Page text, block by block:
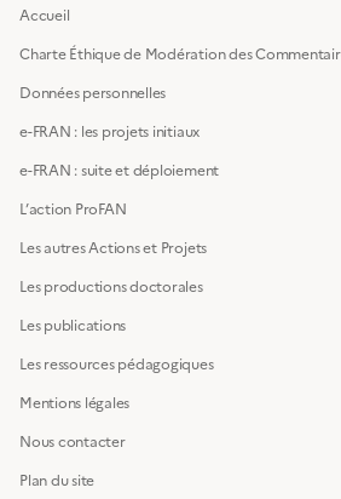
Accueil
Charte Éthique de Modération des
Données personnelles
e-FRAN : les projets initiaux
e-FRAN : suite et déploiement
L’action ProFAN
Les autres Actions et Projets
Les productions doctorales
Les publications
Les ressources pédagogiques
Mentions légales
Nous contacter
Plan du site